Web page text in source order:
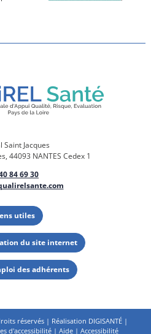
Saint Jacques
44093 NANTES Cedex 1
84 69 30
utiles
du site internet
des adhérents
réservés | Réalisation DIGISANTÉ |
d'accessibilité| Aide| Accessibilité